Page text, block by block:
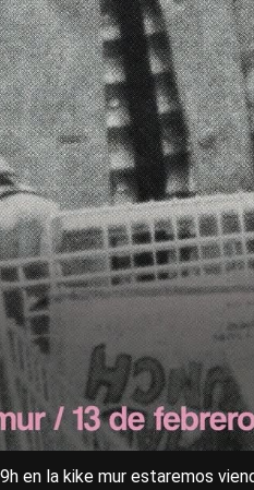
en la kike mur estaremos